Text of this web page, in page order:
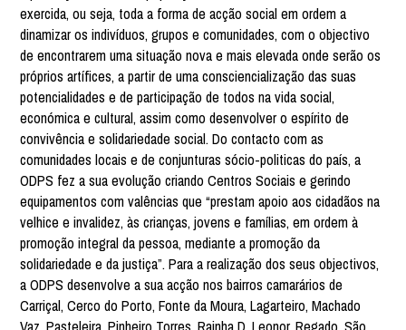
exercida, ou seja, toda a forma de acção social em ordem a
dinamizar os indivíduos, grupos e comunidades, com o objectivo
de encontrarem uma situação nova e mais elevada onde serão os
próprios artífices, a partir de uma consciencialização das suas
potencialidades e de participação de todos na vida social,
económica e cultural, assim como desenvolver o espírito de
convivência e solidariedade social. Do contacto com as
comunidades locais e de conjunturas sócio-politicas do país, a
ODPS fez a sua evolução criando Centros Sociais e gerindo
equipamentos com valências que “prestam apoio aos cidadãos na
velhice e invalidez, às crianças, jovens e famílias, em ordem à
promoção integral da pessoa, mediante a promoção da
solidariedade e da justiça”. Para a realização dos seus objectivos,
a ODPS desenvolve a sua acção nos bairros camarários de
Carriçal, Cerco do Porto, Fonte da Moura, Lagarteiro, Machado